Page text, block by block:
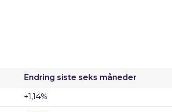
Endring siste seks måneder
+1,14%